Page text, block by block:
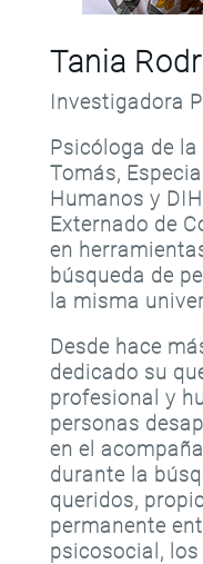
Tania
Investigadora
Psicóloga de
Tomás,
Humanos y
Externado de
en
búsqueda de
la misma
Desde hace
dedicado su
profesional y
personas
en el
durante la
queridos,
permanente
psicosocial, los